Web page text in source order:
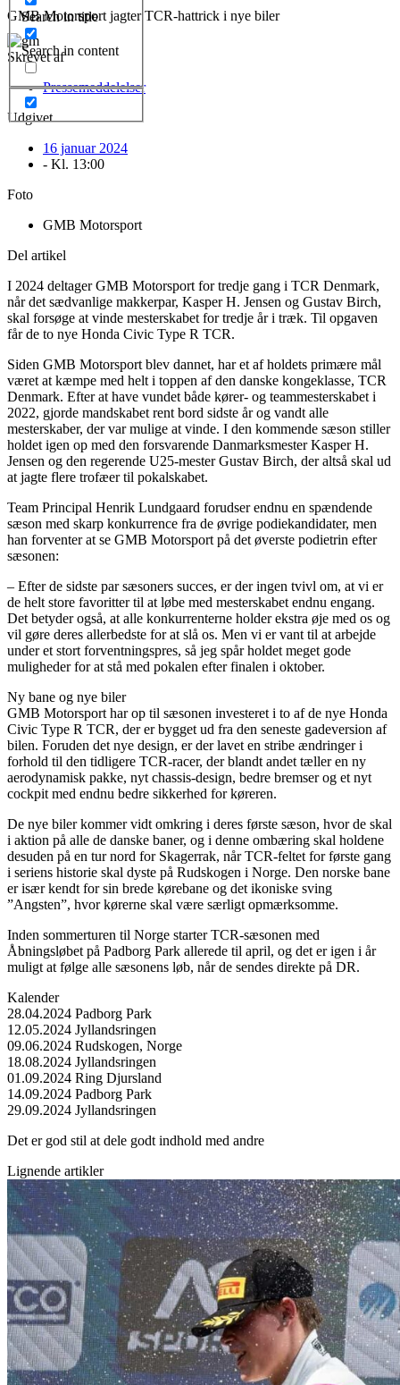
Search in title
Search in content
GMB Motorsport jagter TCR-hattrick i nye biler
Skrevet af
Pressemeddelelser
Udgivet
16 januar 2024
- Kl. 13:00
Foto
GMB Motorsport
Del artikel
I 2024 deltager GMB Motorsport for tredje gang i TCR Denmark,
når det sædvanlige makkerpar, Kasper H. Jensen og Gustav Birch,
skal forsøge at vinde mesterskabet for tredje år i træk. Til opgaven
får de to nye Honda Civic Type R TCR.
Siden GMB Motorsport blev dannet, har et af holdets primære mål
været at kæmpe med helt i toppen af den danske kongeklasse, TCR
Denmark. Efter at have vundet både kører- og teammesterskabet i
2022, gjorde mandskabet rent bord sidste år og vandt alle
mesterskaber, der var mulige at vinde. I den kommende sæson stiller
holdet igen op med den forsvarende Danmarksmester Kasper H.
Jensen og den regerende U25-mester Gustav Birch, der altså skal ud
at jagte flere trofæer til pokalskabet.
Team Principal Henrik Lundgaard forudser endnu en spændende
sæson med skarp konkurrence fra de øvrige podiekandidater, men
han forventer at se GMB Motorsport på det øverste podietrin efter
sæsonen:
– Efter de sidste par sæsoners succes, er der ingen tvivl om, at vi er
de helt store favoritter til at løbe med mesterskabet endnu engang.
Det betyder også, at alle konkurrenterne holder ekstra øje med os og
vil gøre deres allerbedste for at slå os. Men vi er vant til at arbejde
under et stort forventningspres, så jeg spår holdet meget gode
muligheder for at stå med pokalen efter finalen i oktober.
Ny bane og nye biler
GMB Motorsport har op til sæsonen investeret i to af de nye Honda
Civic Type R TCR, der er bygget ud fra den seneste gadeversion af
bilen. Foruden det nye design, er der lavet en stribe ændringer i
forhold til den tidligere TCR-racer, der blandt andet tæller en ny
aerodynamisk pakke, nyt chassis-design, bedre bremser og et nyt
cockpit med endnu bedre sikkerhed for køreren.
De nye biler kommer vidt omkring i deres første sæson, hvor de skal
i aktion på alle de danske baner, og i denne ombæring skal holdene
desuden på en tur nord for Skagerrak, når TCR-feltet for første gang
i seriens historie skal dyste på Rudskogen i Norge. Den norske bane
er især kendt for sin brede kørebane og det ikoniske sving
”Angsten”, hvor kørerne skal være særligt opmærksomme.
Inden sommerturen til Norge starter TCR-sæsonen med
Åbningsløbet på Padborg Park allerede til april, og det er igen i år
muligt at følge alle sæsonens løb, når de sendes direkte på DR.
Kalender
28.04.2024 Padborg Park
12.05.2024 Jyllandsringen
09.06.2024 Rudskogen, Norge
18.08.2024 Jyllandsringen
01.09.2024 Ring Djursland
14.09.2024 Padborg Park
29.09.2024 Jyllandsringen
Det er god stil at dele godt indhold med andre
Lignende artikler